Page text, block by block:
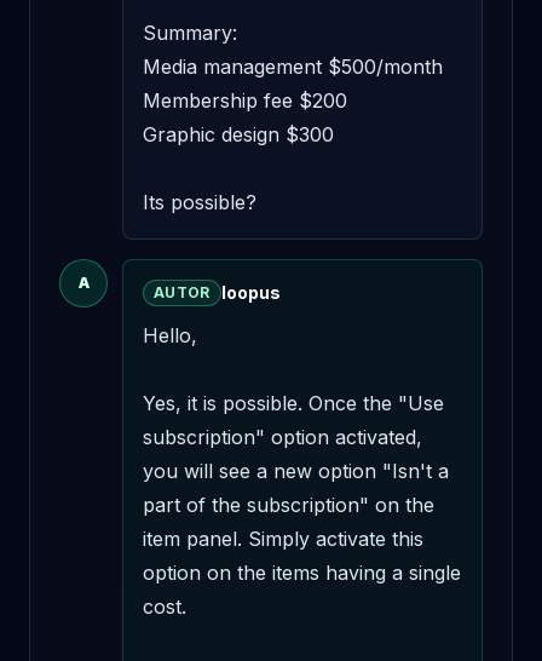
Summary:
Media management $500/month
Membership fee $200
Graphic design $300
Its possible?
A
AUTOR loopus
Hello,
Yes, it is possible. Once the "Use
subscription" option activated,
you will see a new option "Isn't a
part of the subscription" on the
item panel. Simply activate this
option on the items having a single
cost.